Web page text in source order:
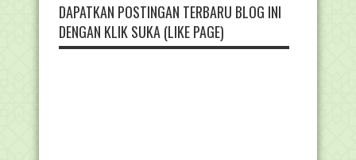
DAPATKAN POSTINGAN TERBARU BLOG INI
DENGAN KLIK SUKA (LIKE PAGE)